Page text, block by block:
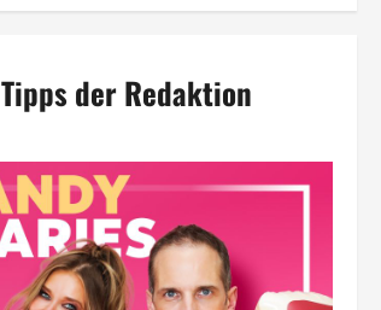
Tipps der Redaktion